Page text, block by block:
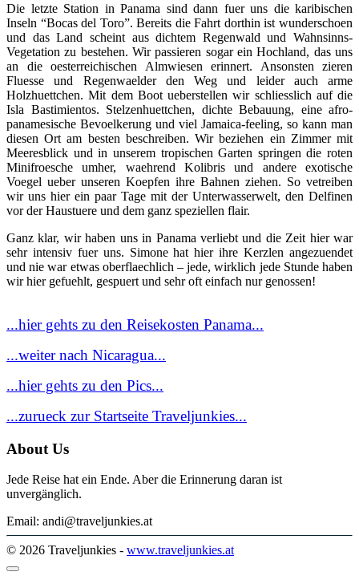
Die letzte Station in Panama sind dann fuer uns die karibischen
Inseln “Bocas del Toro”. Bereits die Fahrt dorthin ist wunderschoen
und das Land scheint aus dichtem Regenwald und Wahnsinns-
Vegetation zu bestehen. Wir passieren sogar ein Hochland, das uns
an die oesterreichischen Almwiesen erinnert. Ansonsten zieren
Fluesse und Regenwaelder den Weg und leider auch arme
Holzhuettchen. Mit dem Boot ueberstellen wir schliesslich auf die
Isla Bastimientos. Stelzenhuettchen, dichte Bebauung, eine afro-
panamesische Bevoelkerung und viel Jamaica-feeling, so kann man
diesen Ort am besten beschreiben. Wir beziehen ein Zimmer mit
Meeresblick und in unserem tropischen Garten springen die roten
Minifroesche umher, waehrend Kolibris und andere exotische
Voegel ueber unseren Koepfen ihre Bahnen ziehen. So vetreiben
wir uns hier ein paar Tage mit der Unterwasserwelt, den Delfinen
vor der Haustuere und dem ganz speziellen flair.
Ganz klar, wir haben uns in Panama verliebt und die Zeit hier war
sehr intensiv fuer uns. Simone hat hier ihre Kerzlen angezuendet
und nie war etwas oberflaechlich – jede, wirklich jede Stunde haben
wir hier gefuehlt, gespuert und sehr oft einfach nur genossen!
...hier gehts zu den Reisekosten Panama...
...weiter nach Nicaragua...
...hier gehts zu den Pics...
...zurueck zur Startseite Traveljunkies...
About Us
Jede Reise hat ein Ende. Aber die Erinnerung daran ist
unvergänglich.
Email: andi@traveljunkies.at
© 2026 Traveljunkies - www.traveljunkies.at